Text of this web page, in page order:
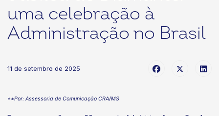
uma celebração à
Administração no Brasil
11 de setembro de 2025
**Por: Assessoria de Comunicação CRA/MS